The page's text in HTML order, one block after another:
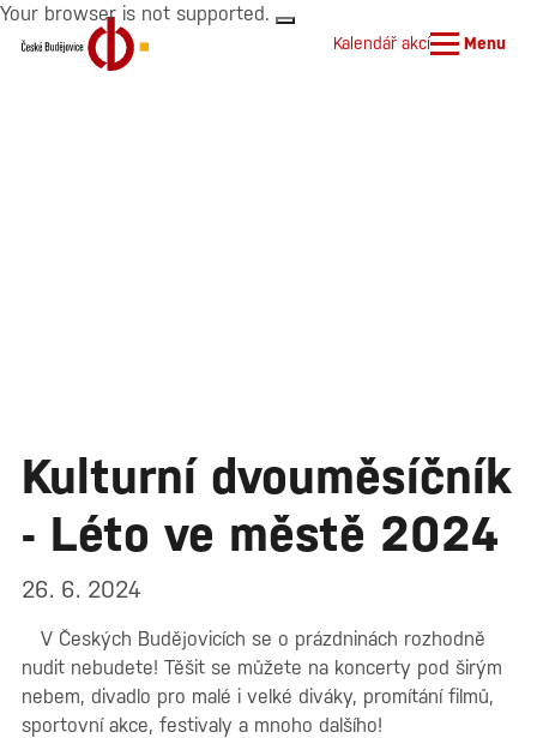
Your browser is not supported.
Kalendář akcí Menu
Kulturní dvouměsíčník
- Léto ve městě 2024
26. 6. 2024
V Českých Budějovicích se o prázdninách rozhodně
nudit nebudete! Těšit se můžete na koncerty pod širým
nebem, divadlo pro malé i velké diváky, promítání filmů,
sportovní akce, festivaly a mnoho dalšího!